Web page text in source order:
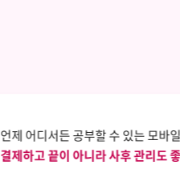
언제 어디서든 공부할 수 있는 모바
결제하고 끝이 아니라 사후 관리도